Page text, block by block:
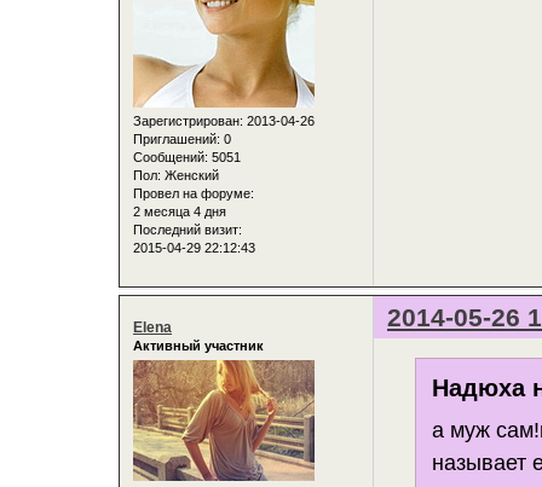
Зарегистрирован: 2013-04-26
Приглашений: 0
Сообщений: 5051
Пол: Женский
Провел на форуме:
2 месяца 4 дня
Последний визит:
2015-04-29 22:12:43
2014-05-26
Elena
Активный участник
Надюха
а муж
называет